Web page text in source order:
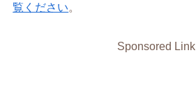
覧ください。
Sponsored Link